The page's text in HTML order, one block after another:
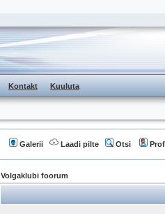
Kontakt Kuuluta
Galerii Laadi pilte Otsi
Volgaklubi foorum